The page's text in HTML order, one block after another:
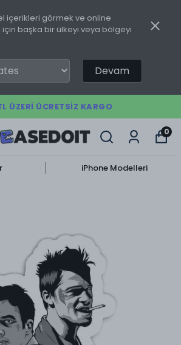
içerikleri görmek ve online
için başka bir ülkeyi veya bölgeyi
Devam
ÜZERI ÜCRETSIZ KARGO
0
iPhone Modelleri